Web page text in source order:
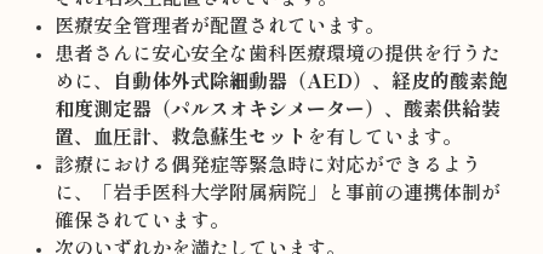
医療安全管理者が配置されています。
患者さんに安心安全な歯科医療環境の提供を行うた
めに、 自動体外式除細動器（AED）、経皮的酸素飽
和度測定器（パルスオキシメーター）、酸素供給装
置、血圧計、救急蘇生セット を有しています。
診療における偶発症等緊急時に対応ができるよう
に、「岩手医科大学附属病院」と事前の連携体制が
確保されています。
次のいずれかを満たしています。